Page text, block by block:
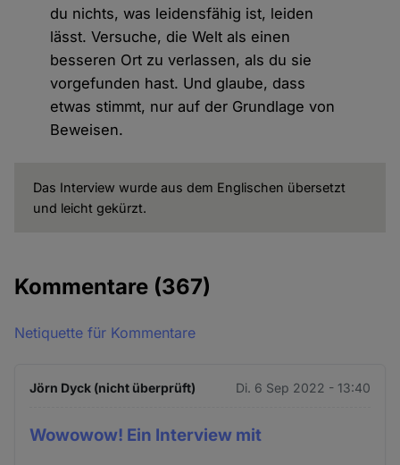
du nichts, was leidensfähig ist, leiden
lässt. Versuche, die Welt als einen
besseren Ort zu verlassen, als du sie
vorgefunden hast. Und glaube, dass
etwas stimmt, nur auf der Grundlage von
Beweisen.
Das Interview wurde aus dem Englischen übersetzt
und leicht gekürzt.
Kommentare (367)
Netiquette für Kommentare
Jörn Dyck (nicht überprüft) Di. 6 Sep 2022 - 13:40
Wowowow! Ein Interview mit